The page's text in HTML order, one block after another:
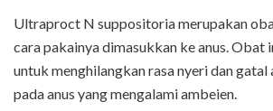
Ultraproct N suppositoria merupakan
cara pakainya dimasukkan ke anus. Obat
untuk menghilangkan rasa nyeri dan
pada anus yang mengalami ambeien.